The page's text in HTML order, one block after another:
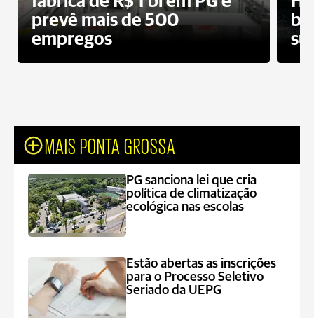
prevê mais de 500
empregos
MAIS PONTA GROSSA
PG sanciona lei que cria
política de climatização
ecológica nas escolas
Estão abertas as inscrições
para o Processo Seletivo
Seriado da UEPG